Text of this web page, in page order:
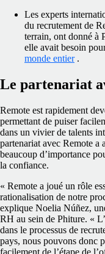
Les experts
du recrutement de
terrain, ont donné à
elle avait besoin
monde entier.
Le partenariat
Remote est rapidement
permettant de puiser
dans un vivier de talents
partenariat avec Remote a
beaucoup d’importance
la confiance.
« Remote a joué un rôle
rationalisation de notre
explique Noelia Núñez,
RH au sein de Phiture. «
dans le processus de
pays, nous pouvons donc